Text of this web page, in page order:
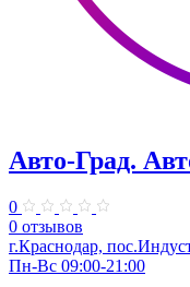
Авто-Град.
0
0 отзывов
г.Краснодар,
Пн-Вс 09:00-21:00